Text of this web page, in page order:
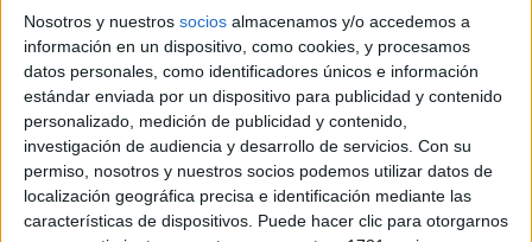
Nosotros y nuestros socios almacenamos y/o accedemos a
información en un dispositivo, como cookies, y procesamos
datos personales, como identificadores únicos e información
estándar enviada por un dispositivo para publicidad y contenido
personalizado, medición de publicidad y contenido,
investigación de audiencia y desarrollo de servicios. Con su
permiso, nosotros y nuestros socios podemos utilizar datos de
localización geográfica precisa e identificación mediante las
características de dispositivos. Puede hacer clic para otorgarnos
Contraseña:*
Introduce la contraseña que acompaña a tu nombre de usuario